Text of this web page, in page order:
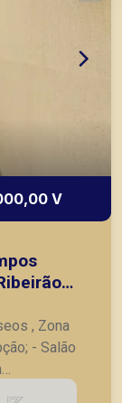
V
, Zona
-